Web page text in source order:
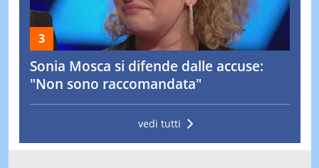
Sonia Mosca si difende dalle accuse:
"Non sono raccomandata"
vedi tutti